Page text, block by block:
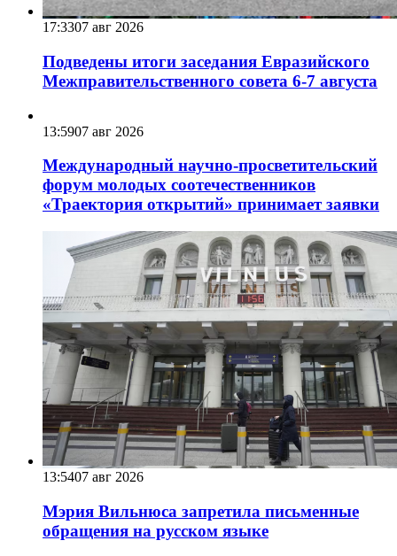
17:3307 авг 2026
Подведены итоги заседания Евразийского
Межправительственного совета 6-7 августа
13:5907 авг 2026
Международный научно-просветительский
форум молодых соотечественников
«Траектория открытий» принимает заявки
13:5407 авг 2026
Мэрия Вильнюса запретила письменные
обращения на русском языке